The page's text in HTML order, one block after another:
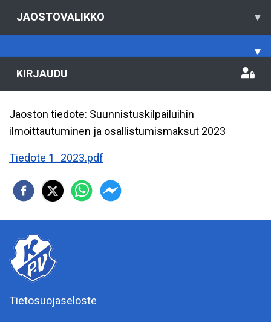
JAOSTOVALIKKO ▾
▾
KIRJAUDU
Jaoston tiedote: Suunnistuskilpailuihin
ilmoittautuminen ja osallistumismaksut 2023
Tiedote 1_2023.pdf
Tietosuojaseloste